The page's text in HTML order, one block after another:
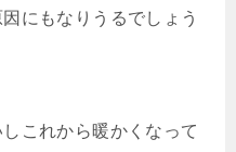
にもなりうるでしょう
これから暖かくなって